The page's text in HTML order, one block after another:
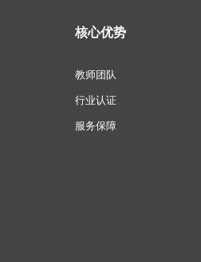
核心优势
教师团队
行业认证
服务保障